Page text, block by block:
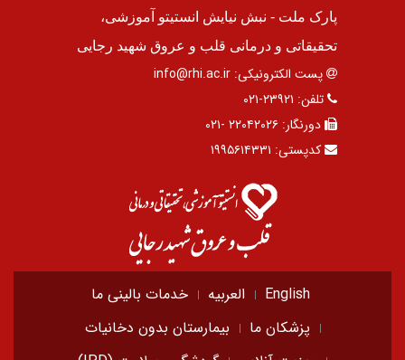
پارک ملت - نبش نیایش انستیتو آموزشی،
تحقیقاتی و درمانی قلب و عروق شهید رجایی
پست الکترونیکی: info@rhi.ac.ir
تلفن: ۲۳۹۲۱-۰۲۱
دورنگار: ۲۲۰۴۲۰۲۶ -۰۲۱
کدپستی: ۱۹۹۵۶۱۴۳۳۱
English العربیه
خدمات بالینی ما
پزشکان ما
بیمارستان بدون دخانیات